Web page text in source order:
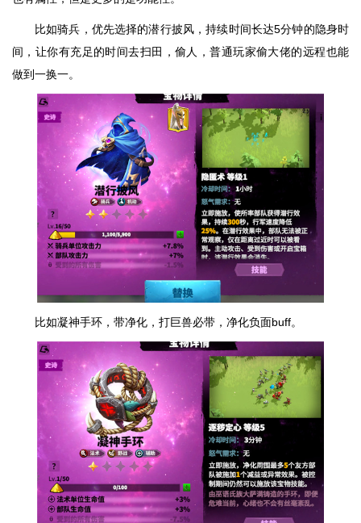
比如骑兵，优先选择的潜行披风，持续时间长达5分钟的隐身时
间，让你有充足的时间去扫田，偷人，普通玩家偷大佬的远程也能
做到一换一。
比如凝神手环，带净化，打巨兽必带，净化负面buff。